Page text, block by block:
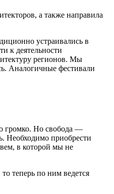
а также направила
устраивались в
к деятельности
регионов. Мы
Аналогичные фестивали
громко. Но свобода —
Необходимо приобрести
в которой мы не
теперь по ним ведется